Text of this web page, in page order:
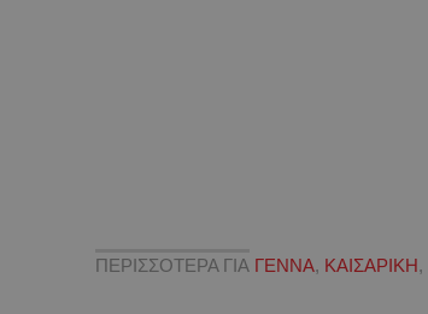
ΠΕΡΙΣΣΟΤΕΡΑ ΓΙΑ ΓΕΝΝΑ, ΚΑΙΣΑΡΙΚΗ,